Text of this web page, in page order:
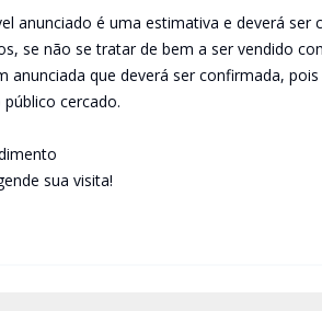
anunciado é uma estimativa e deverá
se não se tratar de bem a ser vendido
anunciada que deverá ser confirmada,
cercado.
sua visita!